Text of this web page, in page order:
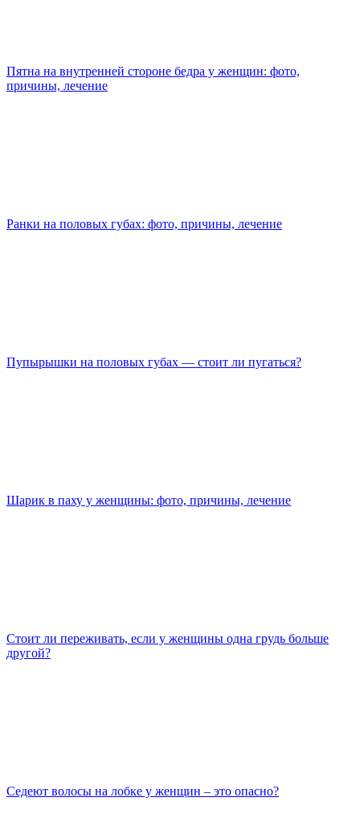
Пятна на внутренней стороне бедра у женщин: фото,
причины, лечение
Ранки на половых губах: фото, причины, лечение
Пупырышки на половых губах — стоит ли пугаться?
Шарик в паху у женщины: фото, причины, лечение
Стоит ли переживать, если у женщины одна грудь больше
другой?
Седеют волосы на лобке у женщин – это опасно?